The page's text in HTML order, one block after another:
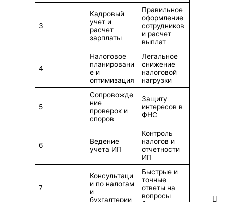
3
Кадровый
учет и
расчет
зарплаты
Правильное
оформление
сотрудников
и расчет
выплат
4
Налоговое
планировани
е и
оптимизация
Легальное
снижение
налоговой
нагрузки
5
Сопровожде
ние
проверок и
споров
Защиту
интересов в
ФНС
6
Ведение
учета ИП
Контроль
налогов и
отчетности
ИП
7
Консультаци
и по налогам
и
бухгалтерии
Быстрые и
точные
ответы на
вопросы